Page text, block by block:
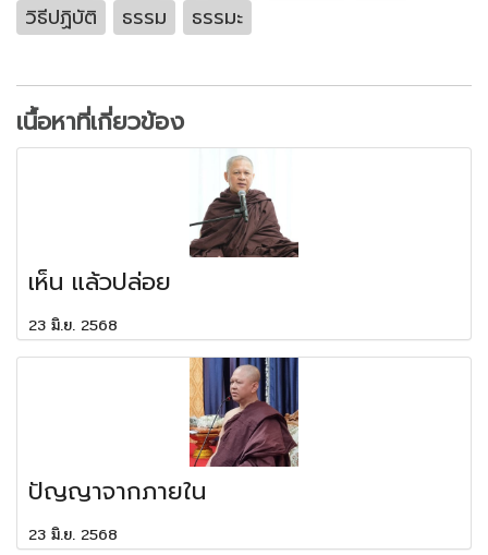
วิธีปฏิบัติ
ธรรม ธรรมะ
เนื้อหาที่เกี่ยวข้อง
เห็น แล้วปล่อย
23 มิ.ย. 2568
ปัญญาจากภายใน
23 มิ.ย. 2568